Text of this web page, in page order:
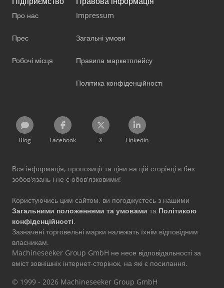
Про нас
Прес
Робочі місця
Impressum
Загальні умови
Правила маркетплейсу
Політика конфіденційності
Blog Facebook X LinkedIn
Вся інформація, пропозиції та ціни на цій сторінці є без
зобов'язань і не є обов'язковими!
Користуючись цим сайтом, ви погоджуєтесь з нашими
Загальними положеннями та умовами та Політикою
конфіденційності.
Зазначені торговельні марки належать їхнім відповідним
власникам.
Machineseeker Group GmbH не несе відповідальності за
вміст зовнішніх інтернет-сторінок, на які є посилання.
© 1999 - 2026 Machineseeker Group GmbH